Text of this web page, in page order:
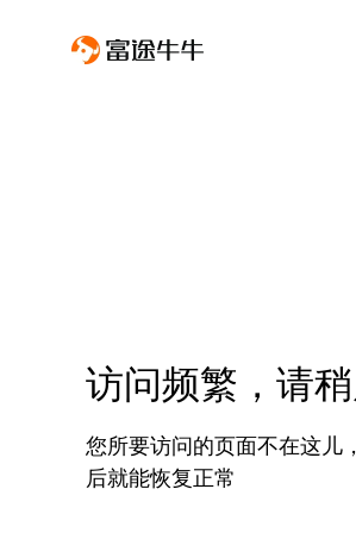
访问频繁，请
您所要访问的页面不在这儿
后就能恢复正常